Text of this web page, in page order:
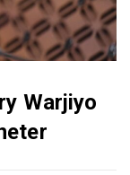
Warjiyo